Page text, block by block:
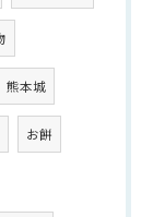
熊本城
お餅